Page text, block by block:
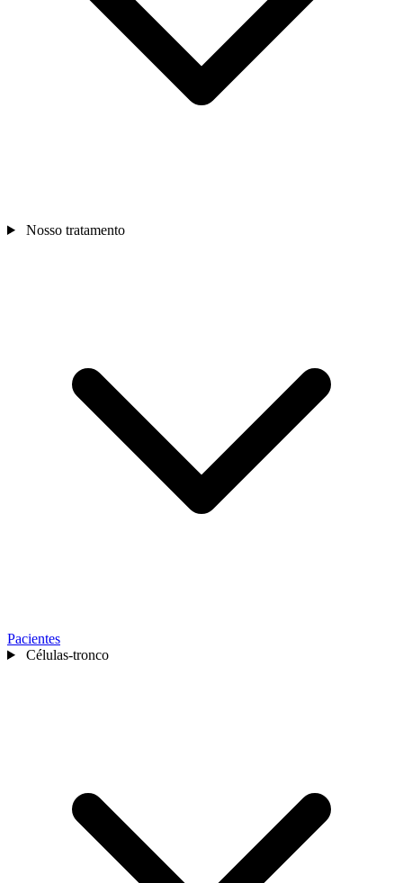
Nosso tratamento
Pacientes
Células-tronco